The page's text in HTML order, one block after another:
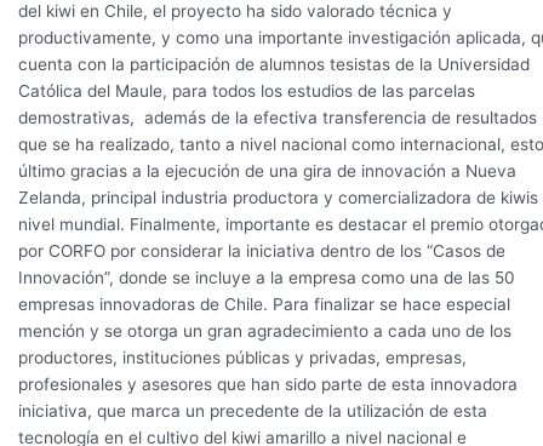
del kiwi en Chile, el proyecto ha sido valorado técnica y
productivamente, y como una importante investigación aplicada,
cuenta con la participación de alumnos tesistas de la Universidad
Católica del Maule, para todos los estudios de las parcelas
demostrativas, además de la efectiva transferencia de resultados
que se ha realizado, tanto a nivel nacional como internacional, esto
último gracias a la ejecución de una gira de innovación a Nueva
Zelanda, principal industria productora y comercializadora de kiwis
nivel mundial. Finalmente, importante es destacar el premio
por CORFO por considerar la iniciativa dentro de los “Casos de
Innovación”, donde se incluye a la empresa como una de las 50
empresas innovadoras de Chile. Para finalizar se hace especial
mención y se otorga un gran agradecimiento a cada uno de los
productores, instituciones públicas y privadas, empresas,
profesionales y asesores que han sido parte de esta innovadora
iniciativa, que marca un precedente de la utilización de esta
tecnología en el cultivo del kiwi amarillo a nivel nacional e